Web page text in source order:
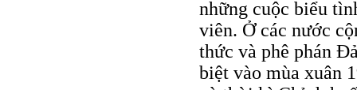
những cuộc biểu
viên. Ở các nước
thức và phê phán
biệt vào mùa xuân